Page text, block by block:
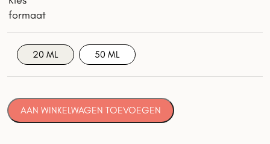
20 ML 50 ML
AAN WINKELWAGEN TOEVOEGEN